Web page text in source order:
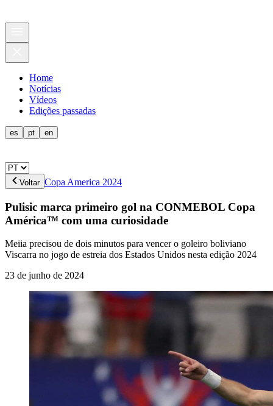
Home
Notícias
Vídeos
Edições passadas
es pt en
Voltar Copa America 2024
Pulisic marca primeiro gol na CONMEBOL Copa
América™ com uma curiosidade
Meiia precisou de dois minutos para vencer o goleiro boliviano
Viscarra no jogo de estreia dos Estados Unidos nesta edição 2024
23 de junho de 2024